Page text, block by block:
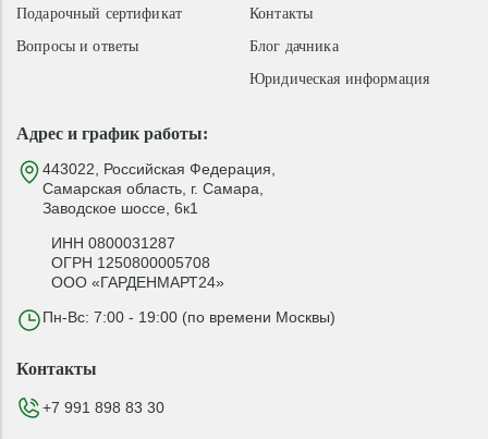
Адрес и график работы:
443022, Российская Федерация,
Самарская область, г. Самара,
Заводское шоссе, 6к1
ИНН 0800031287
ОГРН 1250800005708
ООО «ГАРДЕНМАРТ24»
Пн-Вс: 7:00 - 19:00 (по времени Москвы)
Контакты
Блог дачника
Юридическая информация
Подарочный сертификат
Вопросы и ответы
Контакты
+7 991 898 83 30